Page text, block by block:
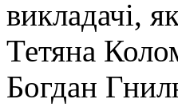
викладачі,
Тетяна
Богдан